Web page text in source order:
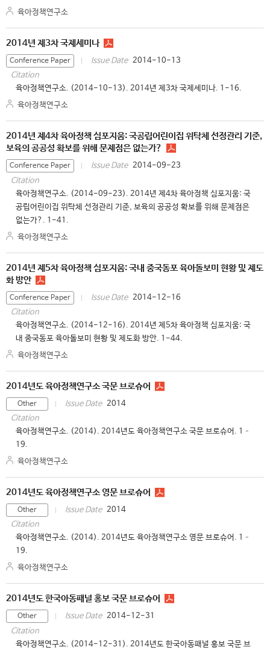
육아정책연구소
2014년 제3차 국제세미나
Conference Paper Issue Date 2014-10-13
Citation
육아정책연구소. (2014-10-13). 2014년 제3차 국제세미나. 1-16.
육아정책연구소
2014년 제4차 육아정책 심포지움: 국공립어린이집 위탁체 선정관리 기준,
보육의 공공성 확보를 위해 문제점은 없는가?
Conference Paper Issue Date 2014-09-23
Citation
육아정책연구소. (2014-09-23). 2014년 제4차 육아정책 심포지움: 국
공립어린이집 위탁체 선정관리 기준, 보육의 공공성 확보를 위해 문제점은
없는가?. 1-41.
육아정책연구소
2014년 제5차 육아정책 심포지움: 국내 중국동포 육아돌보미 현황 및 제도
화 방안
Conference Paper Issue Date 2014-12-16
Citation
육아정책연구소. (2014-12-16). 2014년 제5차 육아정책 심포지움: 국
내 중국동포 육아돌보미 현황 및 제도화 방안. 1-44.
육아정책연구소
2014년도 육아정책연구소 국문 브로슈어
Other Issue Date 2014
Citation
육아정책연구소. (2014). 2014년도 육아정책연구소 국문 브로슈어. 1–
19.
육아정책연구소
2014년도 육아정책연구소 영문 브로슈어
Other Issue Date 2014
Citation
육아정책연구소. (2014). 2014년도 육아정책연구소 영문 브로슈어. 1–
19.
육아정책연구소
2014년도 한국아동패널 홍보 국문 브로슈어
Other Issue Date 2014-12-31
Citation
육아정책연구소. (2014-12-31). 2014년도 한국아동패널 홍보 국문 브